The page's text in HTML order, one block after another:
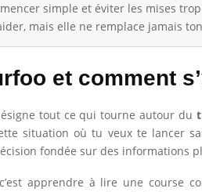
simple et éviter les mises
mais elle ne remplace jamais
et comment
tout ce qui tourne autour du
situation où tu veux te lancer
fondée sur des informations
apprendre à lire une